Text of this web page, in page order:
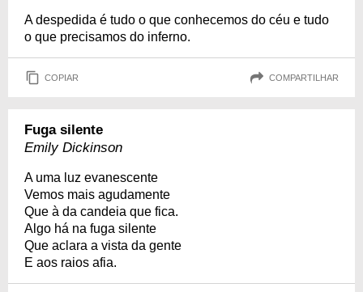
A despedida é tudo o que conhecemos do céu e tudo
o que precisamos do inferno.
COPIAR COMPARTILHAR
Fuga silente
Emily Dickinson
A uma luz evanescente
Vemos mais agudamente
Que à da candeia que fica.
Algo há na fuga silente
Que aclara a vista da gente
E aos raios afia.